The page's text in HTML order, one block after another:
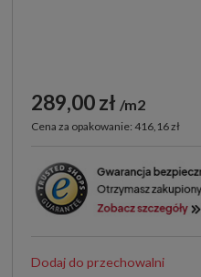
289,00 zł m2
Cena za opakowanie: 416,16 zł
Dodaj do przechowalni